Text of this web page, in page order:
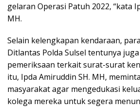
gelaran Operasi Patuh 2022, “kata
MH.
Selain kelengkapan kendaraan,
Ditlantas Polda Sulsel tentunya
pemeriksaan terkait surat-surat
itu, Ipda Amiruddin SH. MH,
masyarakat agar mengedukasi
kolega mereka untuk segera